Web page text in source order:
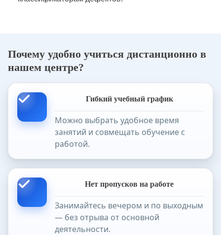
Почему удобно учиться дистанционно в
нашем центре?
Гибкий учебный график
Можно выбрать удобное время
занятий и совмещать обучение с
работой.
Нет пропусков на работе
Занимайтесь вечером и по выходным
— без отрыва от основной
деятельности.